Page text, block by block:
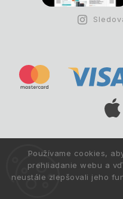
Používame cookies,
prehliadanie webu a
neustále zlepšovali jeho
Copyright © 1993 -2026
Všetky